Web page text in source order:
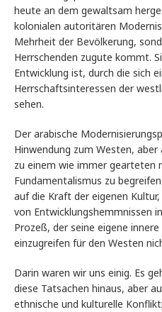
heute an dem gewaltsam
kolonialen autoritären
Mehrheit der Bevölkerung,
Herrschenden zugute kommt.
Entwicklung ist, durch die sich
Herrschaftsinteressen der
sehen.
Der arabische
Hinwendung zum Westen,
zu einem wie immer gearteten
Fundamentalismus zu
auf die Kraft der eigenen
von Entwicklungshemmnissen
Prozeß, der seine eigene
einzugreifen für den Westen
Darin waren wir uns einig. Es
diese Tatsachen hinaus, aber
ethnische und kulturelle